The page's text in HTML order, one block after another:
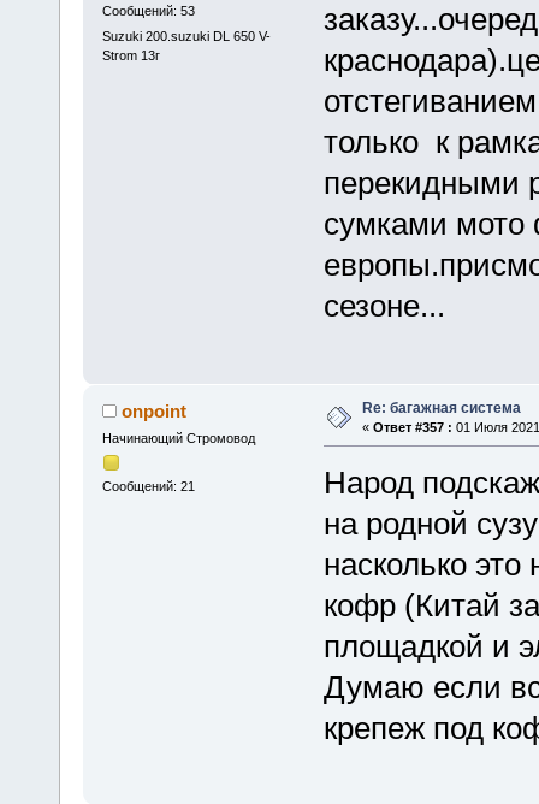
Сообщений: 53
Suzuki 200.suzuki DL 650 V-
Strom 13г
только к
перекидными
сумками мото
сезоне...
onpoint
Начинающий Стромовод
Сообщений: 21
Re: багажная система
« Ответ #357 : 01 Июля
Народ
на родной
насколько
кофр (Китай
площадкой и
Думаю если
крепеж под